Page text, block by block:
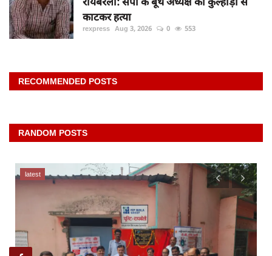
काटकर हत्या
rexpress Aug 3, 2026 0 553
RECOMMENDED POSTS
RANDOM POSTS
latest